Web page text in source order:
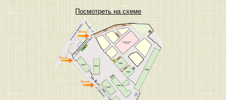
Посмотреть на схеме